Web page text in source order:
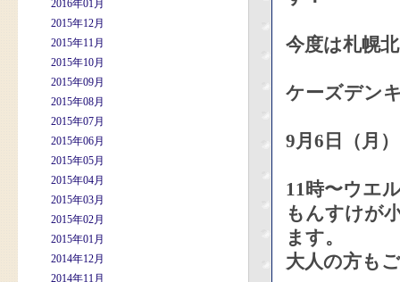
2016年01月
2015年12月
2015年11月
2015年10月
2015年09月
2015年08月
2015年07月
2015年06月
2015年05月
2015年04月
2015年03月
2015年02月
2015年01月
2014年12月
2014年11月
今度は札幌
ケーズデン
9月6日（月）
11時〜ウエ
もんすけが
ます。
大人の方も